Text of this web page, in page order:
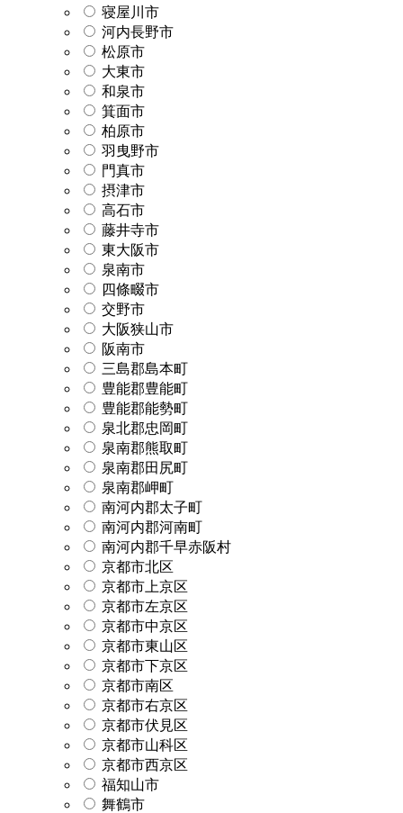
寝屋川市
河内長野市
松原市
大東市
和泉市
箕面市
柏原市
羽曳野市
門真市
摂津市
高石市
藤井寺市
東大阪市
泉南市
四條畷市
交野市
大阪狭山市
阪南市
三島郡島本町
豊能郡豊能町
豊能郡能勢町
泉北郡忠岡町
泉南郡熊取町
泉南郡田尻町
泉南郡岬町
南河内郡太子町
南河内郡河南町
南河内郡千早赤阪村
京都市北区
京都市上京区
京都市左京区
京都市中京区
京都市東山区
京都市下京区
京都市南区
京都市右京区
京都市伏見区
京都市山科区
京都市西京区
福知山市
舞鶴市